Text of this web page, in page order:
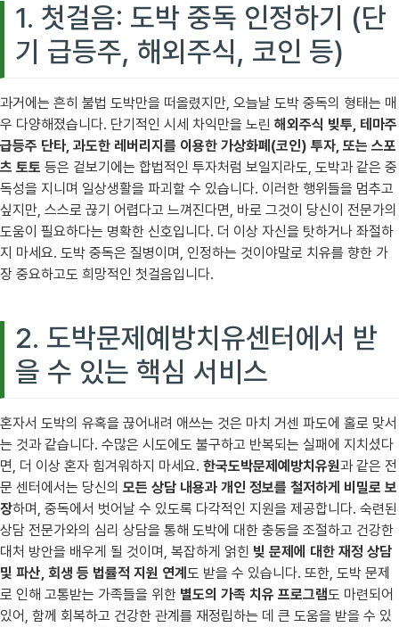
1. 첫걸음: 도박 중독 인정하기 (단
기 급등주, 해외주식, 코인 등)
과거에는 흔히 불법 도박만을 떠올렸지만, 오늘날 도박 중독의 형태는 매
우 다양해졌습니다. 단기적인 시세 차익만을 노린 해외주식 빚투, 테마주
급등주 단타, 과도한 레버리지를 이용한 가상화폐(코인) 투자, 또는 스포
츠 토토 등은 겉보기에는 합법적인 투자처럼 보일지라도, 도박과 같은 중
독성을 지니며 일상생활을 파괴할 수 있습니다. 이러한 행위들을 멈추고
싶지만, 스스로 끊기 어렵다고 느껴진다면, 바로 그것이 당신이 전문가의
도움이 필요하다는 명확한 신호입니다. 더 이상 자신을 탓하거나 좌절하
지 마세요. 도박 중독은 질병이며, 인정하는 것이야말로 치유를 향한 가
장 중요하고도 희망적인 첫걸음입니다.
2. 도박문제예방치유센터에서 받
을 수 있는 핵심 서비스
혼자서 도박의 유혹을 끊어내려 애쓰는 것은 마치 거센 파도에 홀로 맞서
는 것과 같습니다. 수많은 시도에도 불구하고 반복되는 실패에 지치셨다
면, 더 이상 혼자 힘겨워하지 마세요. 한국도박문제예방치유원과 같은 전
문 센터에서는 당신의 모든 상담 내용과 개인 정보를 철저하게 비밀로 보
장하며, 중독에서 벗어날 수 있도록 다각적인 지원을 제공합니다. 숙련된
상담 전문가와의 심리 상담을 통해 도박에 대한 충동을 조절하고 건강한
대처 방안을 배우게 될 것이며, 복잡하게 얽힌 빚 문제에 대한 재정 상담
및 파산, 회생 등 법률적 지원 연계 도 받을 수 있습니다. 또한, 도박 문제
로 인해 고통받는 가족들을 위한 별도의 가족 치유 프로그램도 마련되어
있어, 함께 회복하고 건강한 관계를 재정립하는 데 큰 도움을 받을 수 있